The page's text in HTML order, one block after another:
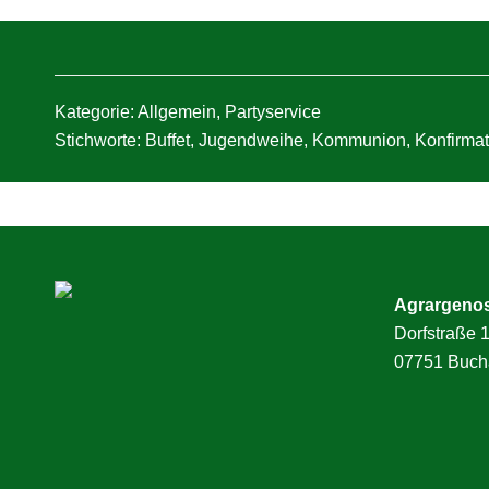
Kategorie: Allgemein, Partyservice
Stichworte: Buffet, Jugendweihe, Kommunion,
Dorfstraße
07751